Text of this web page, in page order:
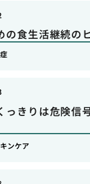
の食生活継続の
っきりは危険信
ンケア